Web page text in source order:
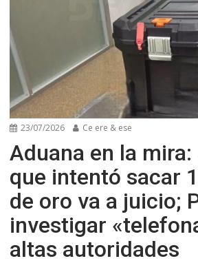
23/07/2026 Ce ere & ese
Aduana en la
que intentó sacar
de oro va a juicio;
investigar
altas autoridades